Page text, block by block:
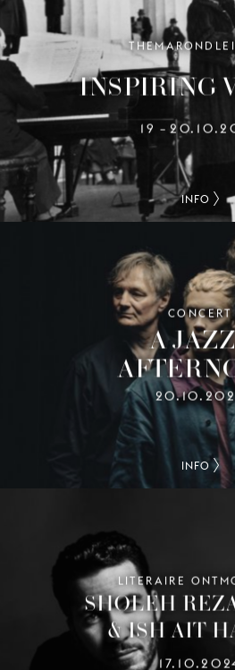
INSPIRING
19 –
INFO
CONCERT
A
INFO
LITERAIRE
SHOLEH
& ISH AIT